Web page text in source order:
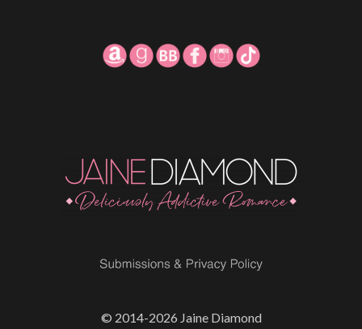
© 2014-2026 Jaine Diamond